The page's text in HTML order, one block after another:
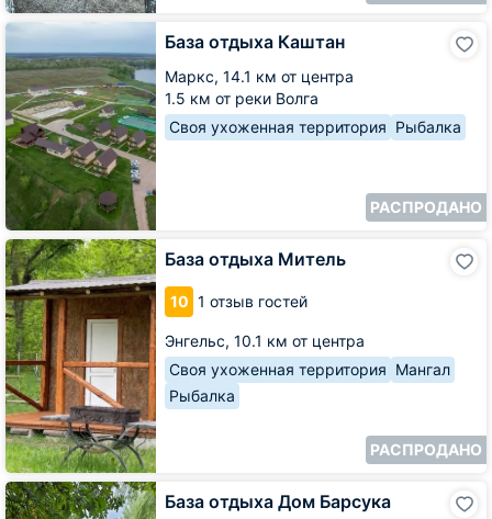
База отдыха Каштан
Маркс, 14.1 км от центра
1.5 км от реки Волга
Своя ухоженная территория Рыбалка
РАСПРОДАНО
База
отдыха
Каштан
База отдыха Митель
10 1 отзыв гостей
Энгельс, 10.1 км от центра
Своя ухоженная территория Мангал
Рыбалка
РАСПРОДАНО
База
отдыха
Митель
База отдыха Дом Барсука
База
отдыха